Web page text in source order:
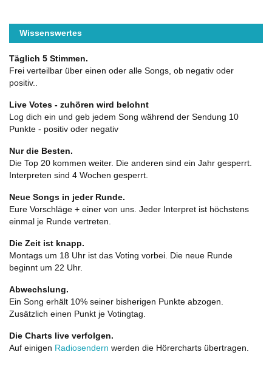
Wissenswertes
Täglich 5 Stimmen.
Frei verteilbar über einen oder alle Songs, ob negativ oder
positiv..
Live Votes - zuhören wird belohnt
Log dich ein und geb jedem Song während der Sendung 10
Punkte - positiv oder negativ
Nur die Besten.
Die Top 20 kommen weiter. Die anderen sind ein Jahr gesperrt.
Interpreten sind 4 Wochen gesperrt.
Neue Songs in jeder Runde.
Eure Vorschläge + einer von uns. Jeder Interpret ist höchstens
einmal je Runde vertreten.
Die Zeit ist knapp.
Montags um 18 Uhr ist das Voting vorbei. Die neue Runde
beginnt um 22 Uhr.
Abwechslung.
Ein Song erhält 10% seiner bisherigen Punkte abzogen.
Zusätzlich einen Punkt je Votingtag.
Die Charts live verfolgen.
Auf einigen Radiosendern werden die Hörercharts übertragen.